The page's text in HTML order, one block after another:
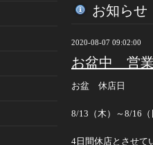
お知らせ
2020-08-07 09:02:00
お盆中 営
お盆 休店日
8/13（木）～8/16（
4日間休店とさせて